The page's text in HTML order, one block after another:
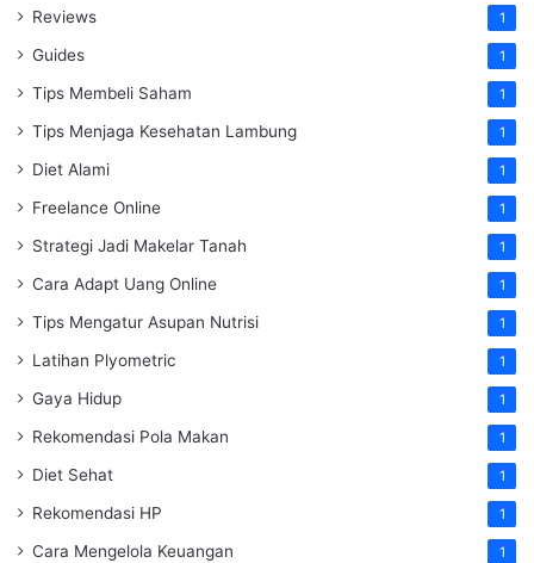
Reviews 1
Guides 1
Tips Membeli Saham 1
Tips Menjaga Kesehatan Lambung 1
Diet Alami 1
Freelance Online 1
Strategi Jadi Makelar Tanah 1
Cara Adapt Uang Online 1
Tips Mengatur Asupan Nutrisi 1
Latihan Plyometric 1
Gaya Hidup 1
Rekomendasi Pola Makan 1
Diet Sehat 1
Rekomendasi HP 1
Cara Mengelola Keuangan 1